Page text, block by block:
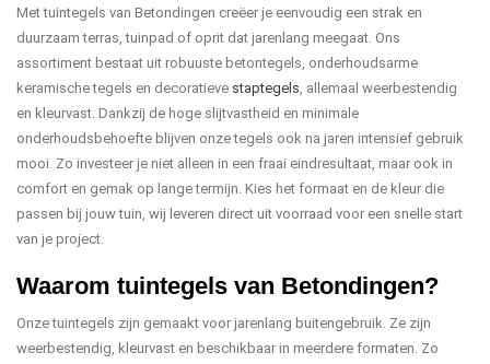
Met tuintegels van Betondingen creëer je eenvoudig een strak en
duurzaam terras, tuinpad of oprit dat jarenlang meegaat. Ons
assortiment bestaat uit robuuste betontegels, onderhoudsarme
keramische tegels en decoratieve staptegels, allemaal weerbestendig
en kleurvast. Dankzij de hoge slijtvastheid en minimale
onderhoudsbehoefte blijven onze tegels ook na jaren intensief gebruik
mooi. Zo investeer je niet alleen in een fraai eindresultaat, maar ook in
comfort en gemak op lange termijn. Kies het formaat en de kleur die
passen bij jouw tuin, wij leveren direct uit voorraad voor een snelle start
van je project.
Waarom tuintegels van Betondingen?
Onze tuintegels zijn gemaakt voor jarenlang buitengebruik. Ze zijn
weerbestendig, kleurvast en beschikbaar in meerdere formaten. Zo